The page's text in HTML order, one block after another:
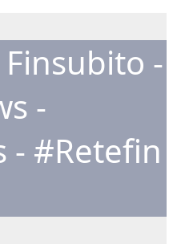
-
-
- #Retefin